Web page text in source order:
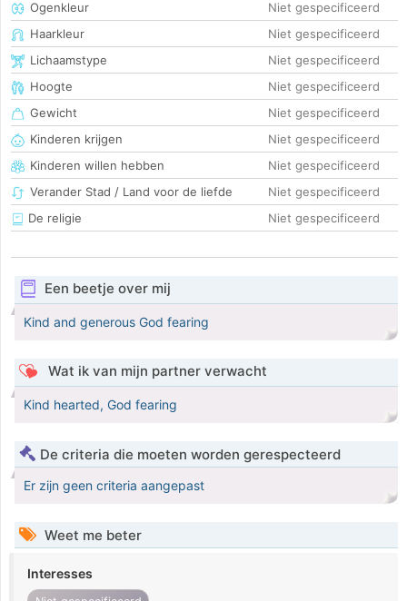
Ogenkleur
Niet gespecificeerd
Haarkleur
Niet gespecificeerd
Lichaamstype
Niet gespecificeerd
Hoogte
Niet gespecificeerd
Gewicht
Niet gespecificeerd
Kinderen krijgen
Niet gespecificeerd
Kinderen willen hebben
Niet gespecificeerd
Verander Stad / Land voor de liefde
Niet gespecificeerd
De religie
Niet gespecificeerd
Een beetje over mij
Kind and generous God fearing
Wat ik van mijn partner verwacht
Kind hearted, God fearing
De criteria die moeten worden gerespecteerd
Er zijn geen criteria aangepast
Weet me beter
Interesses